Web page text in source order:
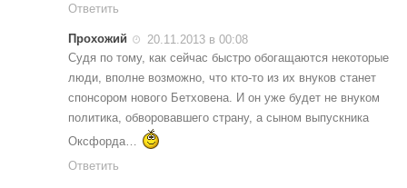
Ответить
Прохожий
20.11.2013 в 00:08
Судя по тому, как сейчас быстро обогащаются некоторые
люди, вполне возможно, что кто-то из их внуков станет
спонсором нового Бетховена. И он уже будет не внуком
политика, обворовавшего страну, а сыном выпускника
Оксфорда…
Ответить